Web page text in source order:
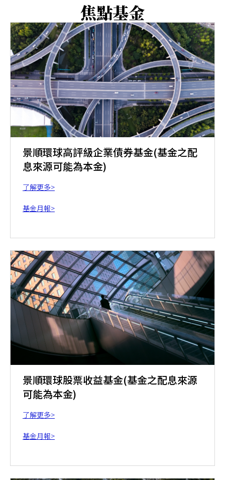
焦點基金
景順環球高評級企業債券基金(基金之配
息來源可能為本金)
了解更多>
基金月報>
景順環球股票收益基金(基金之配息來源
可能為本金)
了解更多>
基金月報>